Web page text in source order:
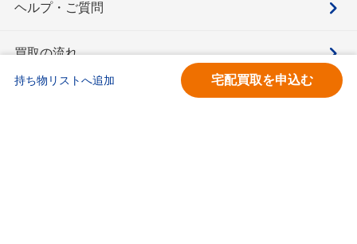
持ち物リストへ追加 宅配買取を申込む
ヘルプ・ご質問
買取の流れ